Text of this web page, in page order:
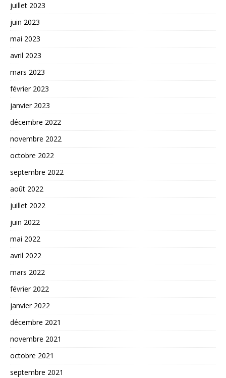
juillet 2023
juin 2023
mai 2023
avril 2023
mars 2023
février 2023
janvier 2023
décembre 2022
novembre 2022
octobre 2022
septembre 2022
août 2022
juillet 2022
juin 2022
mai 2022
avril 2022
mars 2022
février 2022
janvier 2022
décembre 2021
novembre 2021
octobre 2021
septembre 2021